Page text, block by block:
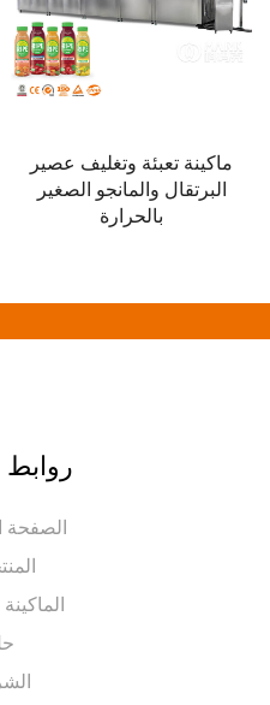
تعبئة وتغليف عصير
والمانجو الصغير
بالحرارة
روابط
الصفحة
المنتجات
الماكينة
الشركة